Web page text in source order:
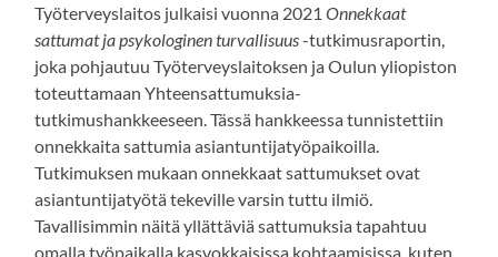
Työterveyslaitos julkaisi vuonna 2021Onnekkaat
sattumat ja psykologinen turvallisuus-tutkimusraportin,
joka pohjautuu Työterveyslaitoksen ja Oulun yliopiston
toteuttamaan Yhteensattumuksia-
tutkimushankkeeseen. Tässä hankkeessa tunnistettiin
onnekkaita sattumia asiantuntijatyöpaikoilla.
Tutkimuksen mukaan onnekkaat sattumukset ovat
asiantuntijatyötä tekeville varsin tuttu ilmiö.
Tavallisimmin näitä yllättäviä sattumuksia tapahtuu
omalla työpaikalla kasvokkaisissa kohtaamisissa, kuten